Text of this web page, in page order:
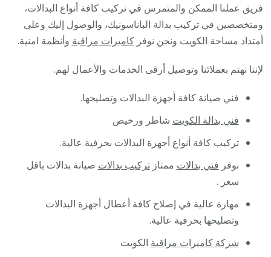
فريق عملنا الممكن والمتمرس في تركيب كافة أنواع البدالات،
ومتخصصين في تركيب بدالة الباناسونيك، والوصول إليك وعلى
أمتداد مساحة الكويت ونحن نوفركاميرات مراقبة وأنظمة امنية.
لإننا نهتم بعملائنا وتوصيل أرقى الخدمات والأعمال لهم.
فني صيانة كافة أجهزة البدالات وتصليحها.
فني بدالة الكويت شاطر ورخيص
تركيب كافة أنواع أجهزة البدالات بحرفية عالية.
نوفر فني بدالات ممتازتركيب بدالات صيانة بدالات باقل
سعر .
مهارة عالية في إصلاح كافة أعطال أجهزة البدالات
وتصليحها بحرفية عالية.
شركة كاميرات مراقبة الكويت